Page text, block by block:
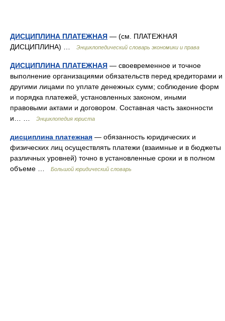
ДИСЦИПЛИНА ПЛАТЕЖНАЯ — (см. ПЛАТЕЖНАЯ
ДИСЦИПЛИНА) …
Энциклопедический словарь экономики и права
ДИСЦИПЛИНА ПЛАТЕЖНАЯ — своевременное и точное
выполнение организациями обязательств перед кредиторами и
другими лицами по уплате денежных сумм; соблюдение форм
и порядка платежей, установленных законом, иными
правовыми актами и договором. Составная часть законности
и… …
Энциклопедия юриста
дисциплина платежная — обязанность юридических и
физических лиц осуществлять платежи (взаимные и в бюджеты
различных уровней) точно в установленные сроки и в полном
объеме …
Большой юридический словарь